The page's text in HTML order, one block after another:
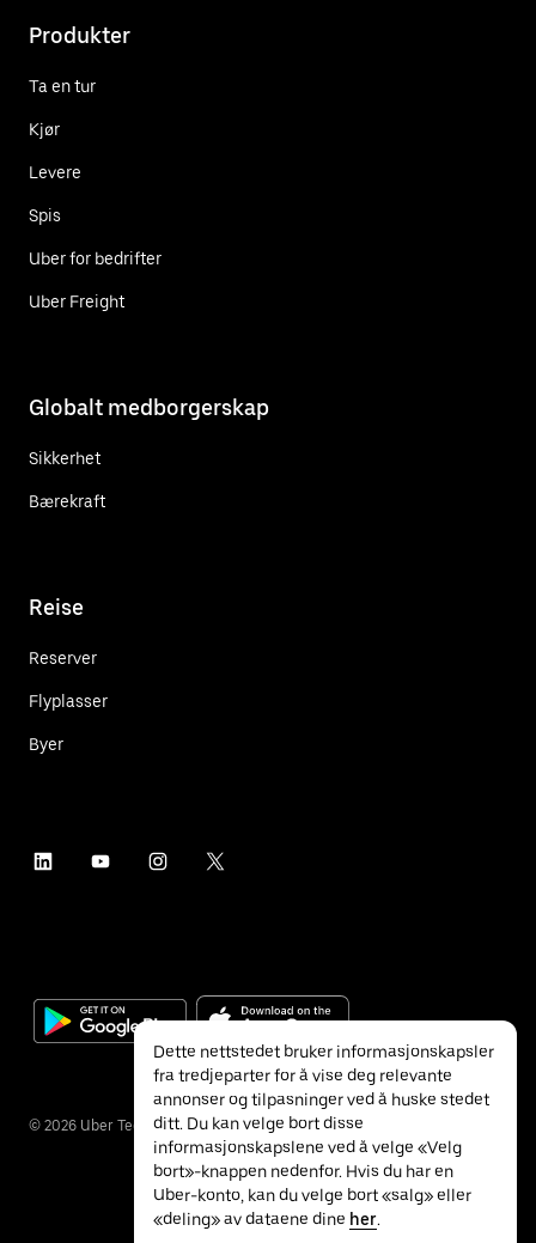
Produkter
Ta en tur
Kjør
Levere
Spis
Uber for bedrifter
Uber Freight
Globalt medborgerskap
Sikkerhet
Bærekraft
Reise
Reserver
Flyplasser
Byer
© 2026 Uber Technologies Inc.
Dette nettstedet bruker informasjonskapsler
fra tredjeparter for å vise deg relevante
annonser og tilpasninger ved å huske stedet
ditt. Du kan velge bort disse
informasjonskapslene ved å velge «Velg
bort»-knappen nedenfor. Hvis du har en
Uber-konto, kan du velge bort «salg» eller
«deling» av dataene dine her.